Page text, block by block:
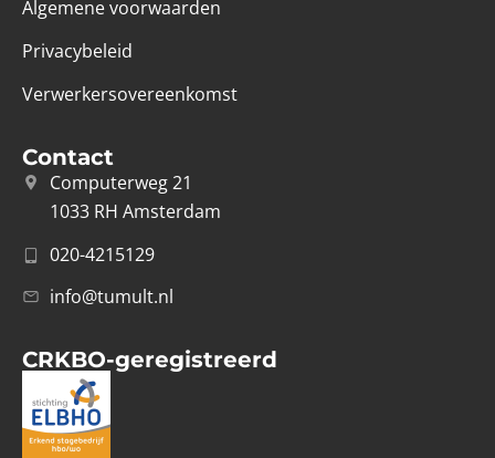
Algemene voorwaarden
Privacybeleid
Verwerkersovereenkomst
Contact
Computerweg 21
1033 RH Amsterdam
020-4215129
info@tumult.nl
CRKBO-geregistreerd